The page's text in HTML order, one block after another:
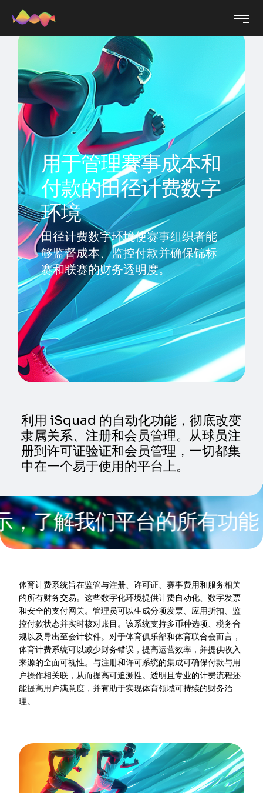
用于管理赛事成本和
付款的田径计费数字
环境
田径计费数字环境使赛事组织者能
够监督成本、监控付款并确保锦标
赛和联赛的财务透明度。
利用 iSquad 的自动化功能，彻底改变
隶属关系、注册和会员管理。从球员注
册到许可证验证和会员管理，一切都集
中在一个易于使用的平台上。
解我们平台的所有功能/
体育计费系统旨在监管与注册、许可证、赛事费用和服务相关
的所有财务交易。这些数字化环境提供计费自动化、数字发票
和安全的支付网关。管理员可以生成分项发票、应用折扣、监
控付款状态并实时核对账目。该系统支持多币种选项、税务合
规以及导出至会计软件。对于体育俱乐部和体育联合会而言，
体育计费系统可以减少财务错误，提高运营效率，并提供收入
来源的全面可视性。与注册和许可系统的集成可确保付款与用
户操作相关联，从而提高可追溯性。透明且专业的计费流程还
能提高用户满意度，并有助于实现体育领域可持续的财务治
理。